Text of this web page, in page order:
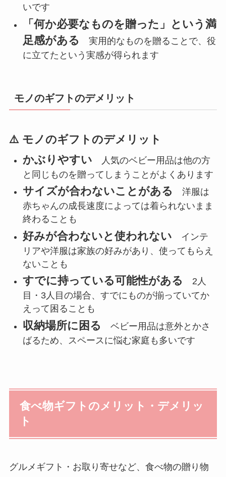
いです
「何か必要なものを贈った」という満
足感がある
実用的なものを贈ることで、役
に立てたという実感が得られます
モノのギフトのデメリット
⚠️ モノのギフトのデメリット
かぶりやすい 人気のベビー用品は他の方
と同じものを贈ってしまうことがよくあります
サイズが合わないことがある
洋服は
赤ちゃんの成長速度によっては着られないまま
終わることも
好みが合わないと使われない インテ
リアや洋服は家族の好みがあり、使ってもらえ
ないことも
すでに持っている可能性がある
2人
目・3人目の場合、すでにものが揃っていてか
えって困ることも
収納場所に困る
ベビー用品は意外とかさ
ばるため、スペースに悩む家庭も多いです
食べ物ギフトのメリット・デメリッ
ト
グルメギフト・お取り寄せなど、食べ物の贈り物